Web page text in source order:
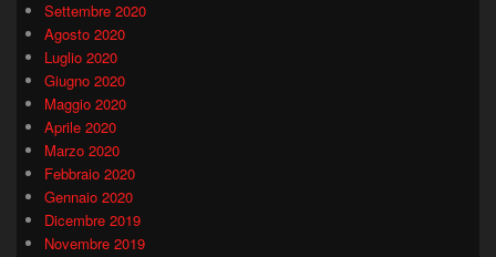
Settembre 2020
Agosto 2020
Luglio 2020
Giugno 2020
Maggio 2020
Aprile 2020
Marzo 2020
Febbraio 2020
Gennaio 2020
Dicembre 2019
Novembre 2019